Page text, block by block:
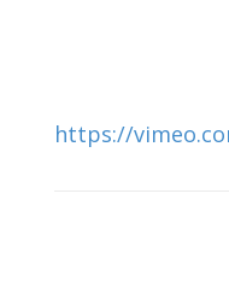
https://